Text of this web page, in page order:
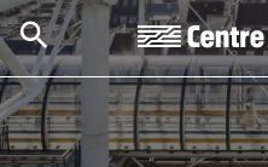
Aller au contenu principal
Centre Pompidou